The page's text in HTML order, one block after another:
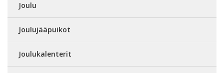
Joulu
Joulujääpuikot
Joulukalenterit